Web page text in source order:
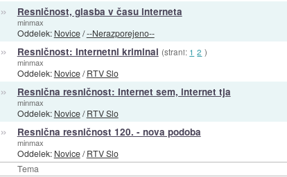
Tema
» Resničnost, glasba v času interneta
minmax
Oddelek: Novice/--Nerazporejeno--
» Resničnost: Internetni kriminal (strani: 1 2 )
minmax
Oddelek: Novice/RTV Slo
» Resnična resničnost: Internet sem, internet tja
minmax
Oddelek: Novice/RTV Slo
» Resnična resničnost 120. - nova podoba
minmax
Oddelek: Novice/RTV Slo